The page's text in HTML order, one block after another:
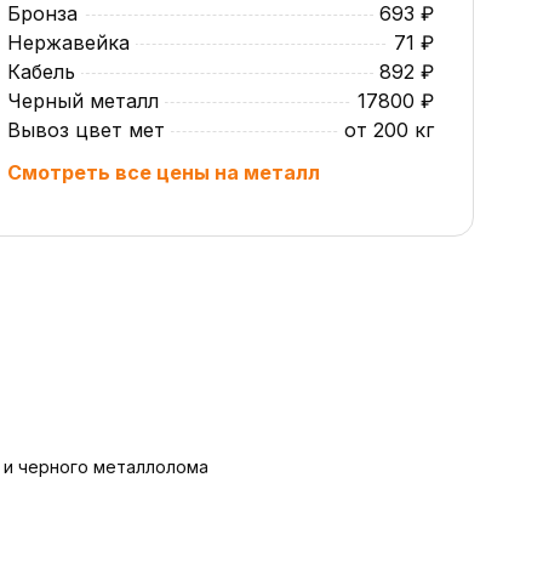
Бронза
693 ₽
Нержавейка
71 ₽
Кабель
892 ₽
Черный металл
17800 ₽
Вывоз цвет мет
от 200 кг
Смотреть все цены на металл